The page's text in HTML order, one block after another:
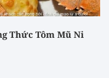
Thức Tôm Mũ Ni